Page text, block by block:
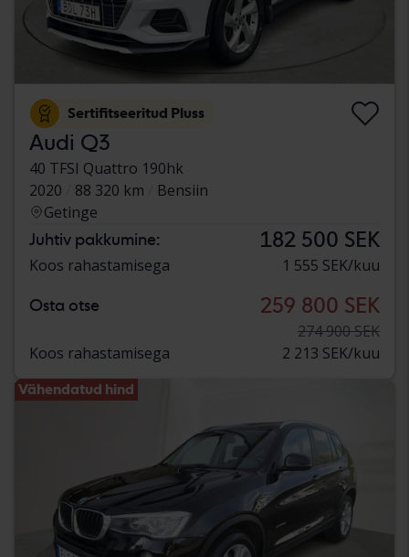
Sertifitseeritud Pluss
Audi Q3
40 TFSI Quattro 190hk
2020
88 320 km
Bensiin
Getinge
Juhtiv pakkumine: 182 500 SEK
Koos rahastamisega 1 555 SEK/kuu
Osta otse 259 800 SEK
274 900 SEK
Koos rahastamisega
2 213 SEK/kuu
Vähendatud hind